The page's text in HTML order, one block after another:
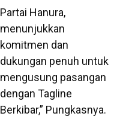
Partai Hanura,
menunjukkan
komitmen dan
dukungan penuh untuk
mengusung pasangan
dengan Tagline
Berkibar,” Pungkasnya.